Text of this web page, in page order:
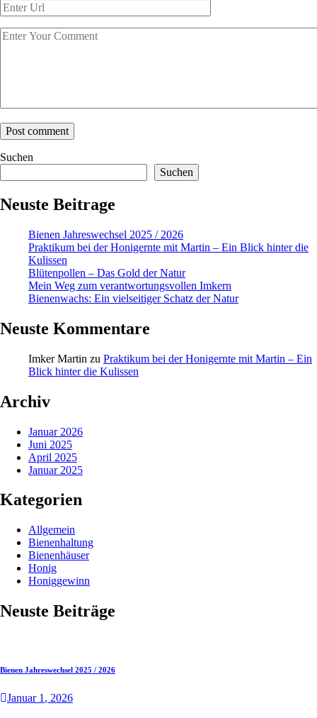
Suchen
Suchen
Neuste Beitrage
Bienen Jahreswechsel 2025 / 2026
Praktikum bei der Honigernte mit Martin – Ein Blick hinter die
Kulissen
Blütenpollen – Das Gold der Natur
Mein Weg zum verantwortungsvollen Imkern
Bienenwachs: Ein vielseitiger Schatz der Natur
Neuste Kommentare
Imker Martin zu Praktikum bei der Honigernte mit Martin – Ein
Blick hinter die Kulissen
Archiv
Januar 2026
Juni 2025
April 2025
Januar 2025
Kategorien
Allgemein
Bienenhaltung
Bienenhäuser
Honig
Honiggewinn
Neuste Beiträge
Bienen Jahreswechsel 2025 / 2026
Januar 1 , 2026